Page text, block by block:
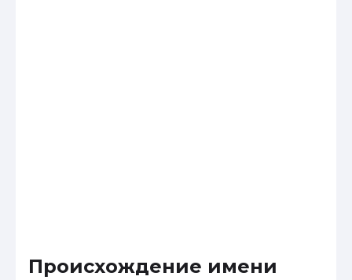
Происхождение имени